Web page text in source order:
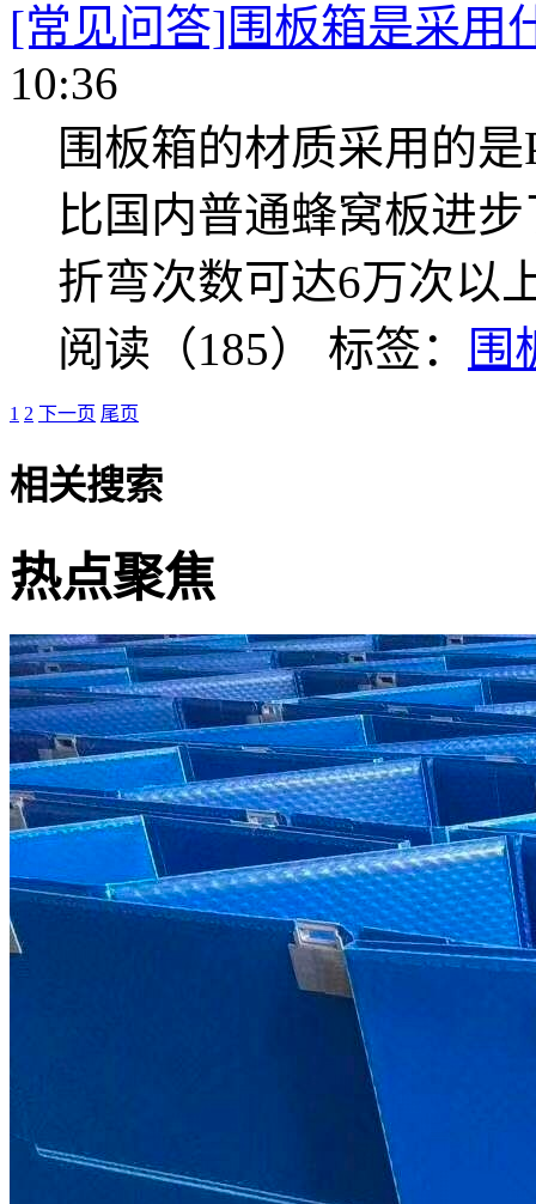
[常见问答]围板箱是采用
10:36
围板箱的材质采用的
比国内普通蜂窝板进
折弯次数可达6万次以
阅读（185） 标签： 围
1 2 下一页 尾页
相关搜索
热点聚焦